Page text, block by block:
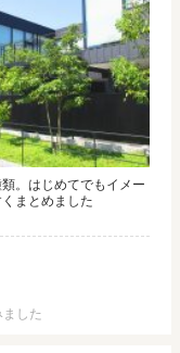
。はじめてでもイメー
まとめました
した